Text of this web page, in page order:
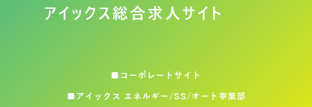
■コーポレートサイト
■アイックス エネルギー/SS/オート事業部